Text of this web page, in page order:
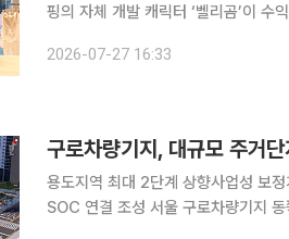
핑의 자체 개발 캐릭터 ‘벨리곰’이 수
다. 2018년 론칭 후 2024년 해외 진
2026-07-27 16:33
구로차량기지, 대규모 주거
용도지역 최대 2단계 상향사업성 보
SOC 연결 조성 서울 구로차량기지 동쪽 구로동 466일대가 최고 40층, 약 1500가구 규모의 주거